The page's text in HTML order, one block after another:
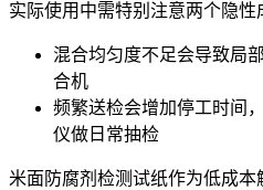
实际使用中需特别注意两个隐性
混合均匀度不足会导致局
合机
频繁送检会增加停工时间
仪做日常抽检
米面防腐剂检测试纸作为低成本